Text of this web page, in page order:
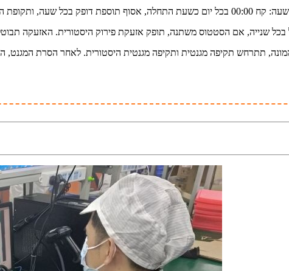
תתרחש תקיפה מגנטית ותקיפה מגנטית היסטורית. לאחר הסרת